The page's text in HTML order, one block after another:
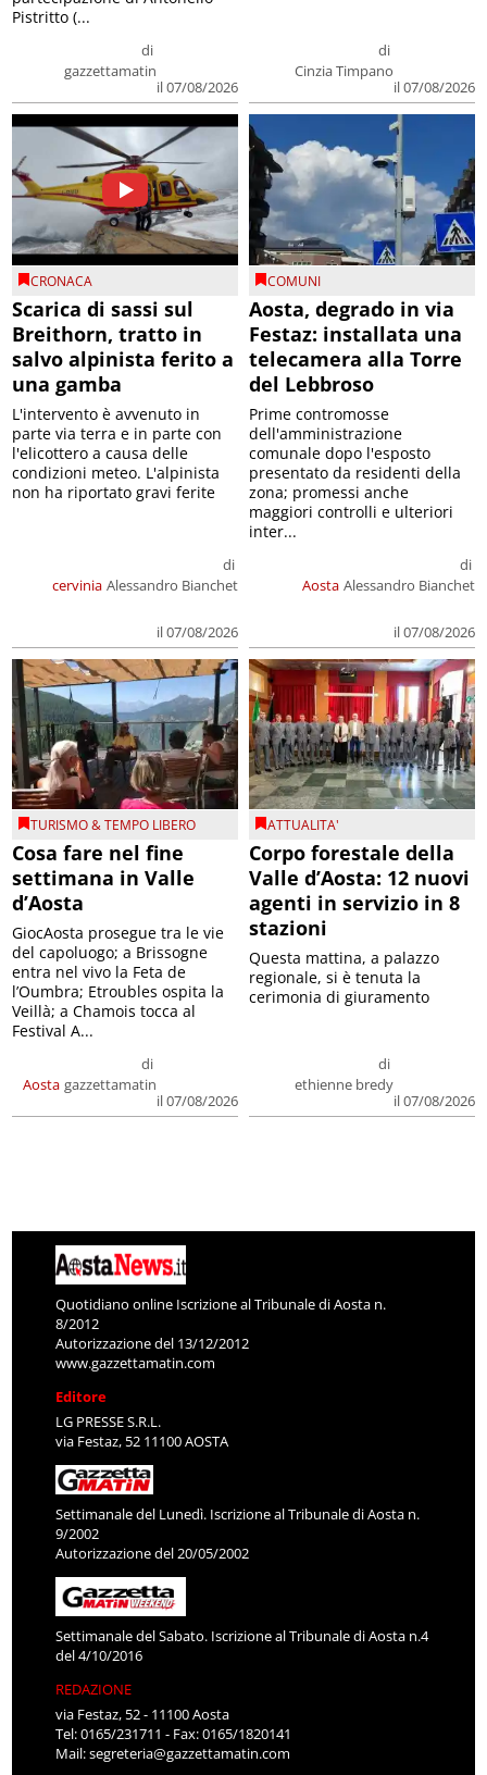
di
gazzettamatin
il 07/08/2026
Pistritto (...
di
Cinzia Timpano
il 07/08/2026
CRONACA
Scarica di sassi sul
Breithorn, tratto in
salvo alpinista ferito a
una gamba
cervinia
di
Alessandro Bianchet
il 07/08/2026
L'intervento è avvenuto in
parte via terra e in parte con
l'elicottero a causa delle
condizioni meteo. L'alpinista
non ha riportato gravi ferite
COMUNI
Aosta, degrado in via
Festaz: installata una
telecamera alla Torre
del Lebbroso
Aosta
di
Alessandro Bianchet
il 07/08/2026
Prime contromosse
dell'amministrazione
comunale dopo l'esposto
presentato da residenti della
zona; promessi anche
maggiori controlli e ulteriori
inter...
TURISMO & TEMPO LIBERO
Cosa fare nel fine
settimana in Valle
d’Aosta
Aosta
di
gazzettamatin
il 07/08/2026
GiocAosta prosegue tra le vie
del capoluogo; a Brissogne
entra nel vivo la Feta de
l’Oumbra; Etroubles ospita la
Veillà; a Chamois tocca al
Festival A...
ATTUALITA'
Corpo forestale della
Valle d’Aosta: 12 nuovi
agenti in servizio in 8
stazioni
di
ethienne bredy
il 07/08/2026
Questa mattina, a palazzo
regionale, si è tenuta la
cerimonia di giuramento
Quotidiano online Iscrizione al Tribunale di Aosta n.
8/2012
Autorizzazione del 13/12/2012
www.gazzettamatin.com
Editore
LG PRESSE S.R.L.
via Festaz, 52 11100 AOSTA
Settimanale del Lunedì. Iscrizione al Tribunale di Aosta n.
9/2002
Autorizzazione del 20/05/2002
Settimanale del Sabato. Iscrizione al Tribunale di Aosta n.4
del 4/10/2016
REDAZIONE
via Festaz, 52 - 11100 Aosta
Tel: 0165/231711 - Fax: 0165/1820141
Mail:segreteria@gazzettamatin.com